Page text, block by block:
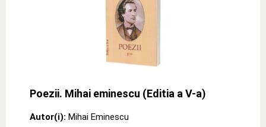
Poezii. Mihai eminescu (Editia a V-a)
Autor(i): Mihai Eminescu